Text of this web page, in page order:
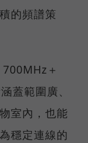
的頻譜策
＋
蓋範圍廣、
室內，也能
穩定連線的